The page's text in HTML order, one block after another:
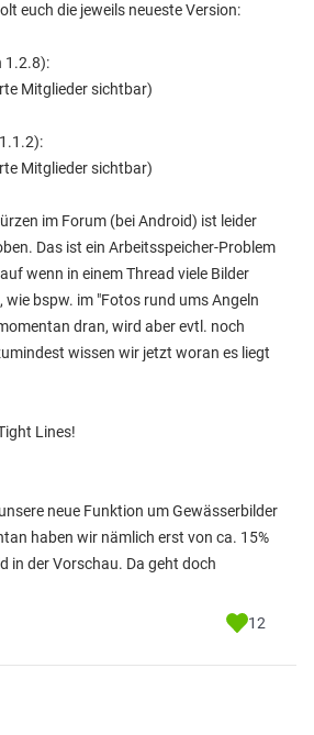
euch die jeweils neueste Version:
1.2.8):
Mitglieder sichtbar)
Mitglieder sichtbar)
im Forum (bei Android) ist leider
Das ist ein Arbeitsspeicher-Problem
wenn in einem Thread viele Bilder
wie bspw. im "Fotos rund ums Angeln
dran, wird aber evtl. noch
wissen wir jetzt woran es liegt
Lines!
neue Funktion um Gewässerbilder
haben wir nämlich erst von ca. 15%
in der Vorschau. Da geht doch
12